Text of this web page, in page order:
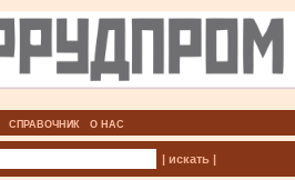
СПРАВОЧНИК О НАС
| искать |